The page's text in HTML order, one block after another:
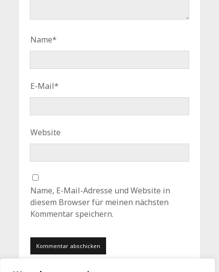
Name*
E-Mail*
Website
Name, E-Mail-Adresse und Website in
diesem Browser für meinen nächsten
Kommentar speichern.